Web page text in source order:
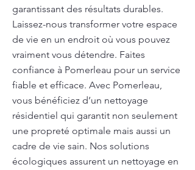
garantissant des résultats durables.
Laissez-nous transformer votre espace
de vie en un endroit où vous pouvez
vraiment vous détendre. Faites
confiance à Pomerleau pour un service
fiable et efficace. Avec Pomerleau,
vous bénéficiez d’un nettoyage
résidentiel qui garantit non seulement
une propreté optimale mais aussi un
cadre de vie sain. Nos solutions
écologiques assurent un nettoyage en